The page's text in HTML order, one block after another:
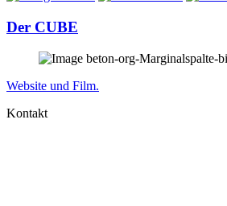
Der CUBE
Website und Film.
Kontakt